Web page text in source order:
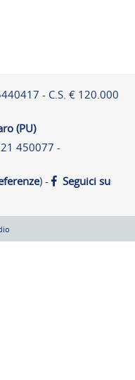
- C.S. € 120.000
(PU)
450077 -
) -
Seguici su